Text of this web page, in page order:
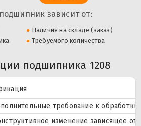
зависит от:
Наличия на складе (заказ)
Требуемого количества
подшипника 1208
требование к
изменение зависящее от